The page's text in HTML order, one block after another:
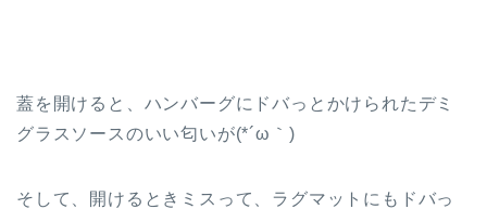
蓋を開けると、ハンバーグにドバっとかけられたデミ
グラスソースのいい匂いが(*´ω｀)
そして、開けるときミスって、ラグマットにもドバっ